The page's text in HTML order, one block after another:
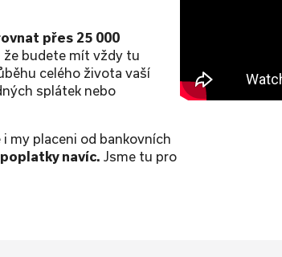
přes 25 000
budete mít vždy tu
celého života vaší
splátek nebo
my placeni od bankovních
navíc. Jsme tu pro